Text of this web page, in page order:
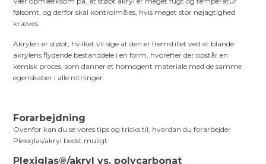
følsomt, og derfor skal kontrolmåles, hvis meget stor nøjagtighed
kræves.
Akrylen er støbt, hvilket vil sige at den er fremstillet ved at blande
akrylens flydende bestanddele i en form, hvorefter der opstår en
kemisk proces, som danner et homogent materiale med de samme
egenskaber i alle retninger.
Forarbejdning
Ovenfor kan du se vores tips og tricks til, hvordan du forarbejder
Plexiglas/akryl bedst muligt.
Plexiglas®/akryl vs. polycarbonat